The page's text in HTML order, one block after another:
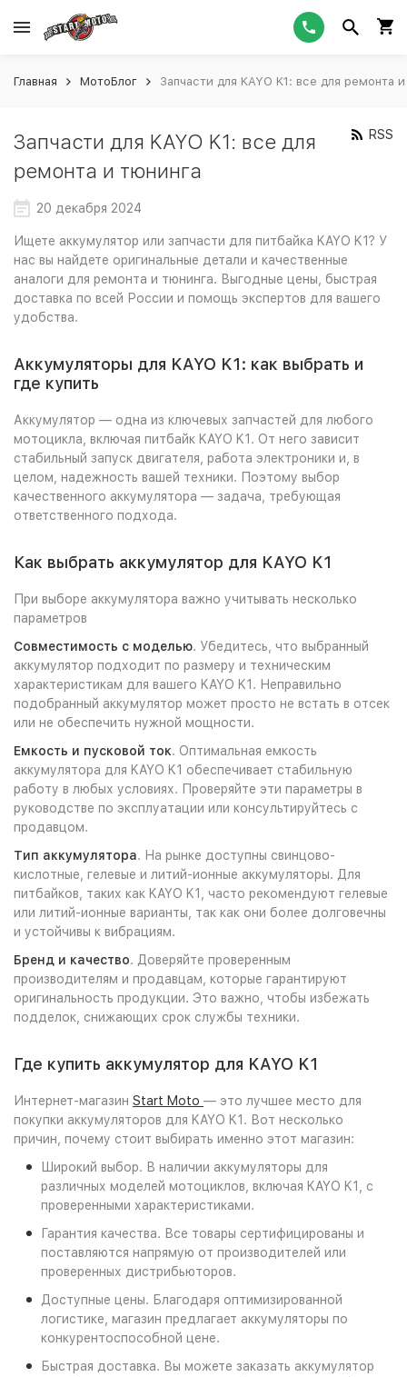
Главная МотоБлог Запчасти для KAYO K1: все для ремонта
Запчасти для KAYO K1: все для
ремонта и тюнинга
RSS
20 декабря 2024
Ищете аккумулятор или запчасти для питбайка KAYO K1? У
нас вы найдете оригинальные детали и качественные
аналоги для ремонта и тюнинга. Выгодные цены, быстрая
доставка по всей России и помощь экспертов для вашего
удобства.
Аккумуляторы для KAYO K1: как выбрать и
где купить
Аккумулятор — одна из ключевых запчастей для любого
мотоцикла, включая питбайк KAYO K1. От него зависит
стабильный запуск двигателя, работа электроники и, в
целом, надежность вашей техники. Поэтому выбор
качественного аккумулятора — задача, требующая
ответственного подхода.
Как выбрать аккумулятор для KAYO K1
При выборе аккумулятора важно учитывать несколько
параметров
Совместимость с моделью. Убедитесь, что выбранный
аккумулятор подходит по размеру и техническим
характеристикам для вашего KAYO K1. Неправильно
подобранный аккумулятор может просто не встать в отсек
или не обеспечить нужной мощности.
Емкость и пусковой ток. Оптимальная емкость
аккумулятора для KAYO K1 обеспечивает стабильную
работу в любых условиях. Проверяйте эти параметры в
руководстве по эксплуатации или консультируйтесь с
продавцом.
Тип аккумулятора. На рынке доступны свинцово-
кислотные, гелевые и литий-ионные аккумуляторы. Для
питбайков, таких как KAYO K1, часто рекомендуют гелевые
или литий-ионные варианты, так как они более долговечны
и устойчивы к вибрациям.
Бренд и качество. Доверяйте проверенным
производителям и продавцам, которые гарантируют
оригинальность продукции. Это важно, чтобы избежать
подделок, снижающих срок службы техники.
Где купить аккумулятор для KAYO K1
Интернет-магазин Start Moto — это лучшее место для
покупки аккумуляторов для KAYO K1. Вот несколько
причин, почему стоит выбирать именно этот магазин:
Широкий выбор. В наличии аккумуляторы для
различных моделей мотоциклов, включая KAYO K1, с
проверенными характеристиками.
Гарантия качества. Все товары сертифицированы и
поставляются напрямую от производителей или
проверенных дистрибьюторов.
Доступные цены. Благодаря оптимизированной
логистике, магазин предлагает аккумуляторы по
конкурентоспособной цене.
Быстрая доставка. Вы можете заказать аккумулятор